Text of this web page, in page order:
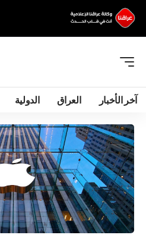
آخر الأخبار العراق الدولية